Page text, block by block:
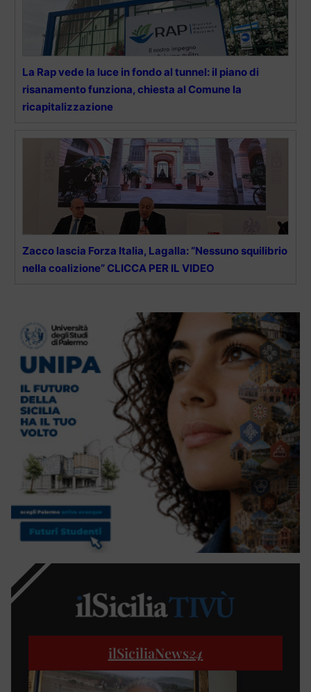
La Rap vede la luce in fondo al tunnel: il piano di
risanamento funziona, chiesta al Comune la
ricapitalizzazione
Zacco lascia Forza Italia, Lagalla: “Nessuno squilibrio
nella coalizione” CLICCA PER IL VIDEO
ilSiciliaNews24